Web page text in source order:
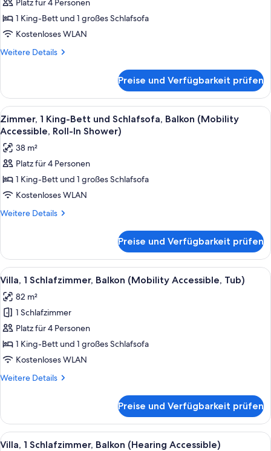
1 King-
Bett
und
Schlafsofa,
Accessible)
anzeigen
Platz für 4 Personen
1 King-Bett und 1 großes Schlafsofa
Kostenloses WLAN
Weitere Details
Weitere
1 King-
Bett
und
Schlafsofa,
(Hearing
Accessible)
Preise und Verfügbarkeit prüfen
Alle
Fotos
für
Zimmer,
1 King-
Bett
und
Schlafsofa,
Accessible,
Roll-
In
Shower)
anzeigen
Ein Hotelzimmer mit einem großen
5
Zimmer, 1 King-Bett und Schlafsofa, Balkon (Mobility
Accessible, Roll-In Shower)
38 m²
Platz für 4 Personen
1 King-Bett und 1 großes Schlafsofa
Kostenloses WLAN
Weitere Details
Weitere
1 King-
Bett
und
Balkon
(Mobility
Accessible,
Roll-
In
Shower)
Preise und Verfügbarkeit prüfen
Alle
Fotos
für
Villa,
1
Schlafzimmer,
Balkon
Accessible,
Eine moderne Küche mit einem
5
Villa, 1 Schlafzimmer, Balkon (Mobility Accessible, Tub)
82 m²
1 Schlafzimmer
Platz für 4 Personen
1 King-Bett und 1 großes Schlafsofa
Kostenloses WLAN
Weitere Details
Weitere
1
Schlafzimmer,
Balkon
Preise und Verfügbarkeit prüfen
Alle
Eine moderne Küche mit einem
6
Villa, 1 Schlafzimmer, Balkon (Hearing Accessible)